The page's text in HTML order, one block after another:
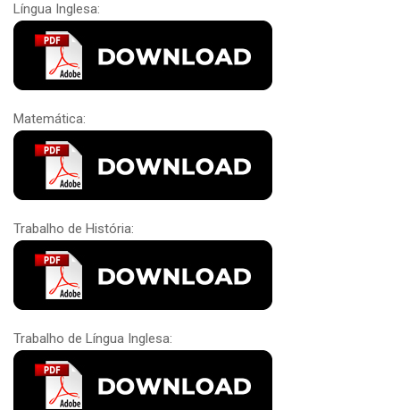
Língua Inglesa:
Matemática:
Trabalho de História:
Trabalho de Língua Inglesa: